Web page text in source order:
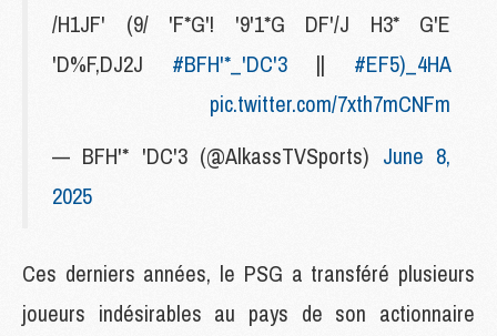
/H1JF' (9/ 'F*G'! '9'1*G DF'/J H3* G'E
'D%F,DJ2J #BFH'*_'DC'3 || #EF5)_4HA
pic.twitter.com/7xth7mCNFm
— BFH'* 'DC'3 (@AlkassTVSports) June 8,
2025
Ces derniers années, le PSG a transféré plusieurs
joueurs indésirables au pays de son actionnaire